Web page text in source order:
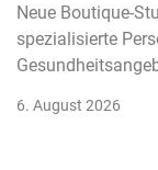
Neue Boutique-
spezialisierte
6. August 2026